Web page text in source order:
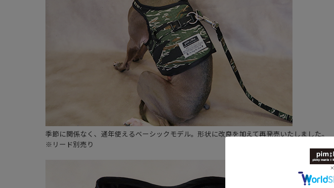
季節に関係なく、通年使えるベーシックモデル。形状に改良を加えて再発売いたしました。
※リード別売り